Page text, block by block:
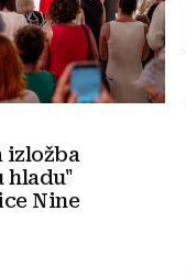
izložba
hladu"
Nine